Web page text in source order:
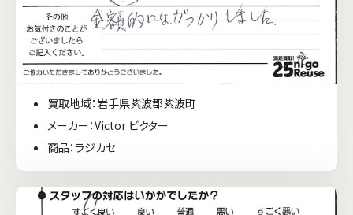
買取地域：岩手県紫波郡紫波町
メーカー：Victor ビクター
商品：ラジカセ